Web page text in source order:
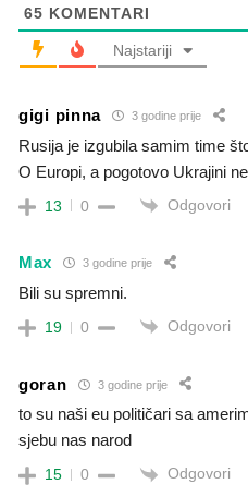
65 KOMENTARI
Najstariji
gigi pinna 3 godine prije
Rusija je izgubila samim time
O Europi, a pogotovo Ukrajini
13 0 Odgovori
Max 3 godine prije
Bili su spremni.
19 0 Odgovori
goran 3 godine prije
to su naši eu političari sa
sjebu nas narod
15 0 Odgovori